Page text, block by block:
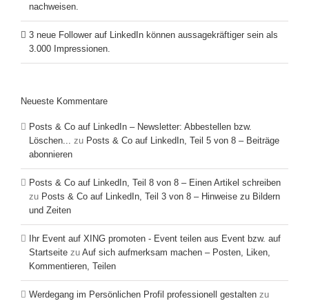
nachweisen.
3 neue Follower auf LinkedIn können aussagekräftiger sein als
3.000 Impressionen.
Neueste Kommentare
Posts & Co auf LinkedIn – Newsletter: Abbestellen bzw.
Löschen... zu Posts & Co auf LinkedIn, Teil 5 von 8 – Beiträge
abonnieren
Posts & Co auf LinkedIn, Teil 8 von 8 – Einen Artikel schreiben
zu Posts & Co auf LinkedIn, Teil 3 von 8 – Hinweise zu Bildern
und Zeiten
Ihr Event auf XING promoten - Event teilen aus Event bzw. auf
Startseite zu Auf sich aufmerksam machen – Posten, Liken,
Kommentieren, Teilen
Werdegang im Persönlichen Profil professionell gestalten zu